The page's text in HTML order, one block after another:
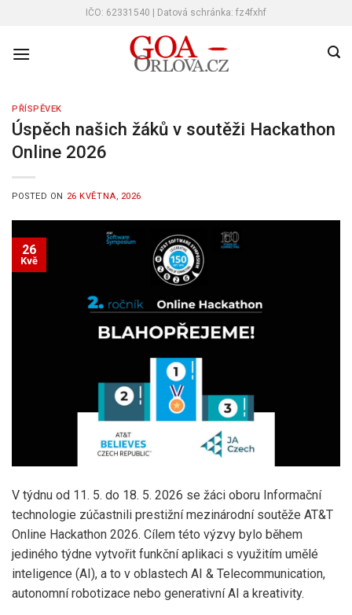
content
IČO: 62331540 | Datová schránka: fz4fxhf
PŘÍSPĚVEK
Úspěch našich žáků v soutěži Hackathon
Online 2026
POSTED ON 26 KVĚTNA, 2026
26
Kvě
V týdnu od 11. 5. do 18. 5. 2026 se žáci oboru Informační
technologie zúčastnili prestižní mezinárodní soutěže AT&T
Online Hackathon 2026. Cílem této výzvy bylo během
jediného týdne vytvořit funkční aplikaci s využitím umělé
inteligence (AI), a to v oblastech AI & Telecommunication,
autonomní robotizace nebo generativní AI a kreativity.